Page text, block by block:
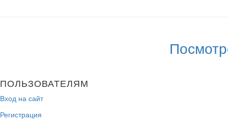
ПОЛЬЗОВАТЕЛЯМ
Вход на сайт
Регистрация